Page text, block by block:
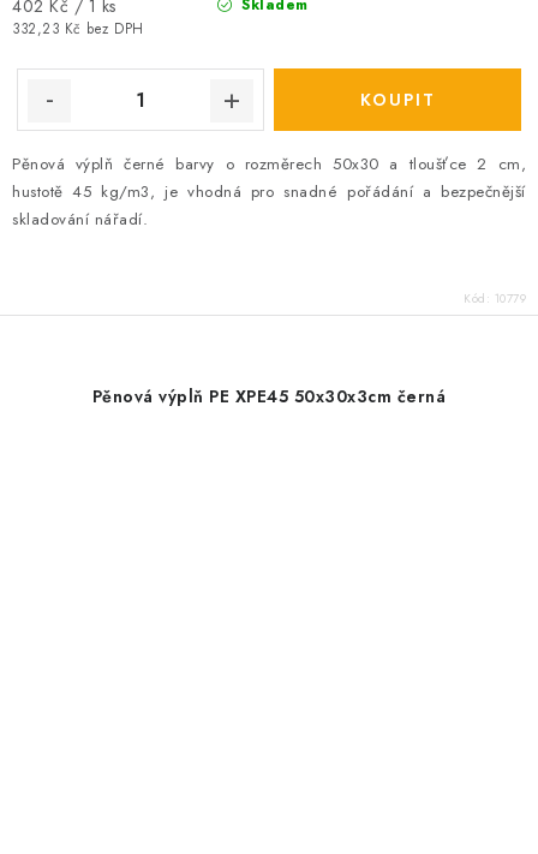
Skladem
332,23 Kč bez DPH
Měrná
cena:
402 Kč / 1 ks
Pěnová výplň černé barvy o rozměrech 50x30 a tloušťce 2 cm,
hustotě 45 kg/m3, je vhodná pro snadné pořádání a bezpečnější
skladování nářadí.
Kód: 10779
Pěnová výplň PE XPE45 50x30x3cm černá